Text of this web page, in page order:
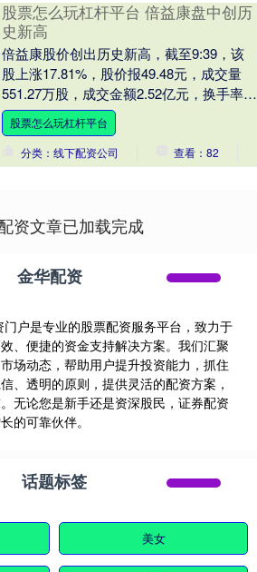
股票怎么玩杠杆平台 倍益康盘中创历
史新高
倍益康股价创出历史新高，截至9:39，该
股上涨17.81%，股价报49.48元，成交量
551.27万股，成交金额2.52亿元，换手率
14.82%，该股最新A股总....
股票怎么玩杠杆平台
分类：线下配资公司
查看：82
资文章已加载完成
金华配资
户是专业的股票配资服务平台，致力于
、便捷的资金支持解决方案。我们汇聚
场动态，帮助用户提升投资能力，抓住
、透明的原则，提供灵活的配资方案，
无论您是新手还是资深股民，证券配资
的可靠伙伴。
话题标签
美女